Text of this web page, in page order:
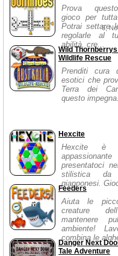
Prova
gioco per
Potrai settare
regolarle al
abilità, cre...
5,
Wild
Wildlife Rescue
Prenditi cura
esotici che
Terra dei
questo
Hexcite
Hexcite è
presentatoci
stilistica da
giapponesi.
Feeders
Aiuta le
creature
mantenere
ambiente!
combina le
Danger Next
Tale Adventure